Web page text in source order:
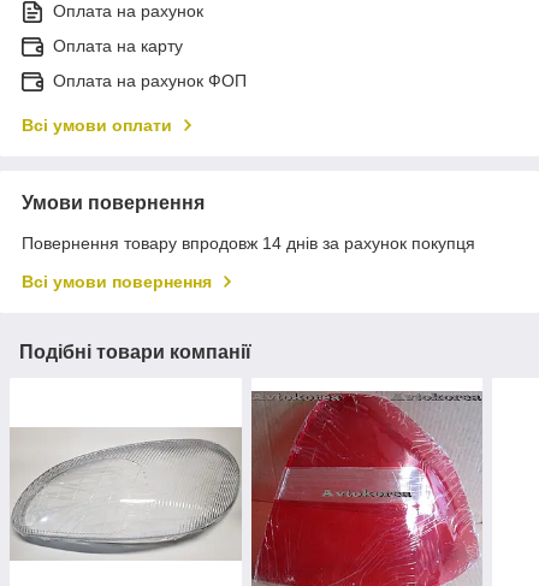
Оплата на рахунок
Оплата на карту
Оплата на рахунок ФОП
Всі умови оплати
Умови повернення
Повернення товару впродовж 14 днів за рахунок покупця
Всі умови повернення
Подібні товари компанії